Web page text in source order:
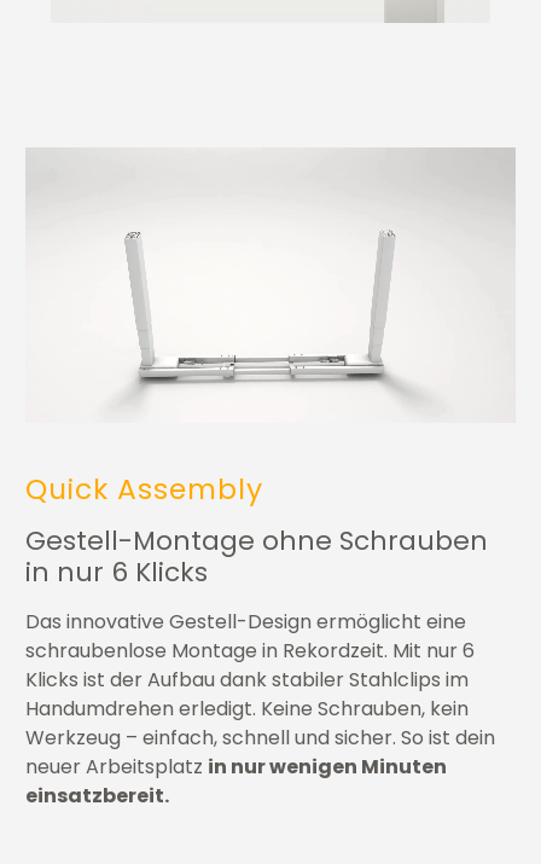
Quick Assembly
Gestell-Montage ohne Schrauben
in nur 6 Klicks
Das innovative Gestell-Design ermöglicht eine
schraubenlose Montage in Rekordzeit. Mit nur 6
Klicks ist der Aufbau dank stabiler Stahlclips im
Handumdrehen erledigt. Keine Schrauben, kein
Werkzeug – einfach, schnell und sicher. So ist dein
neuer Arbeitsplatz in nur wenigen Minuten
einsatzbereit.